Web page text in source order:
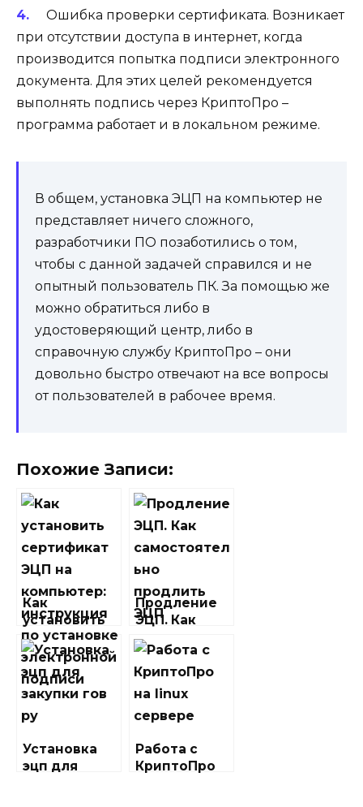
Ошибка проверки сертификата. Возникает
при отсутствии доступа в интернет, когда
производится попытка подписи электронного
документа. Для этих целей рекомендуется
выполнять подпись через КриптоПро –
программа работает и в локальном режиме.
В общем, установка ЭЦП на компьютер не
представляет ничего сложного,
разработчики ПО позаботились о том,
чтобы с данной задачей справился и не
опытный пользователь ПК. За помощью же
можно обратиться либо в
удостоверяющий центр, либо в
справочную службу КриптоПро – они
довольно быстро отвечают на все вопросы
от пользователей в рабочее время.
Похожие Записи:
Как
установить
сертификат
ЭЦП на
компьютер:
инструкция
по установке
электронной
Продление
ЭЦП. Как
самостоятел
ьно
продлить
ЭЦП
Установка
эцп для
Работа с
КриптоПро